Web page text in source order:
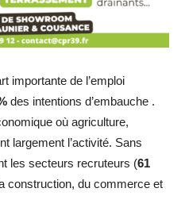
importante de l’emploi
des intentions d’embauche .
où agriculture,
largement l’activité. Sans
les secteurs recruteurs (61
construction, du commerce et